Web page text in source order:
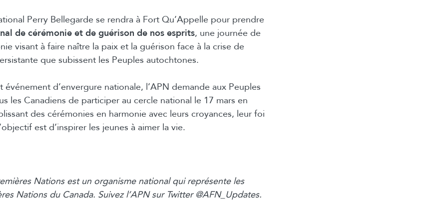
Perry Bellegarde se rendra à Fort Qu’Appelle pour prendre
de cérémonie et de guérison de nos esprits, une journée de
visant à faire naître la paix et la guérison face à la crise de
que subissent les Peuples autochtones.
événement d’envergure nationale, l’APN demande aux Peuples
les Canadiens de participer au cercle national le 17 mars en
des cérémonies en harmonie avec leurs croyances, leur foi
est d’inspirer les jeunes à aimer la vie.
Nations est un organisme national qui représente les
Nations du Canada. Suivez l’APN sur Twitter @AFN_Updates.